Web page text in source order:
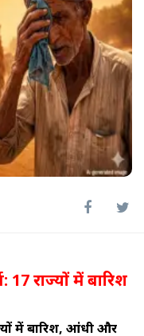
17 राज्यों में बारिश
में बारिश, आंधी और